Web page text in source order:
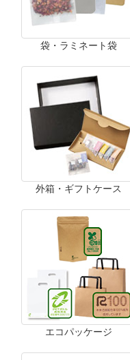
袋・ラミネート袋
外箱・ギフトケース
エコパッケージ